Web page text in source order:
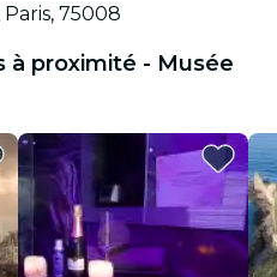
75008
à proximité - Musée